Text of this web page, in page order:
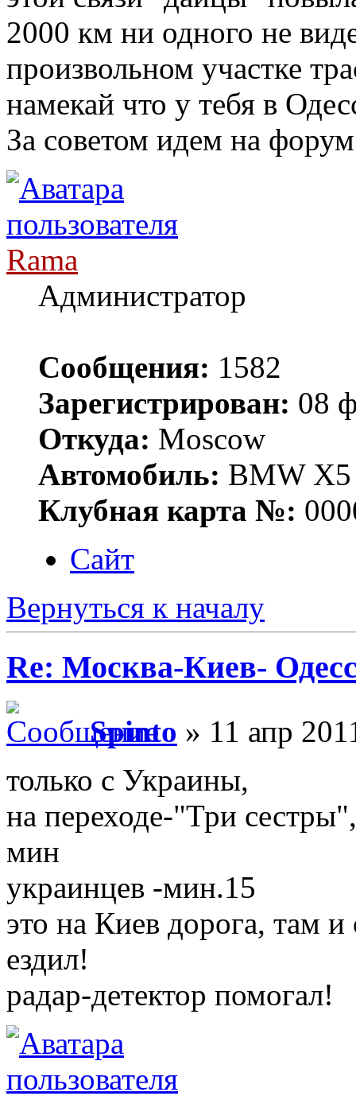
2000 км ни одного не
произвольном участке
намекай что у тебя в
За советом идем на
Rama
Администратор
Сообщения: 1582
Зарегистрирован: 08
Откуда: Moscow
Автомобиль: BMW X5
Клубная карта №:
Сайт
Вернуться к началу
Re: Москва-Киев-
Spinto » 11 апр
только с Украины,
на переходе-"Три
мин
украинцев -мин.15
это на Киев дорога, там
ездил!
радар-детектор помогал!